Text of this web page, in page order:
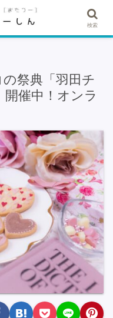
はこちら★
祭典「羽田チ
催中！オンラ
検索